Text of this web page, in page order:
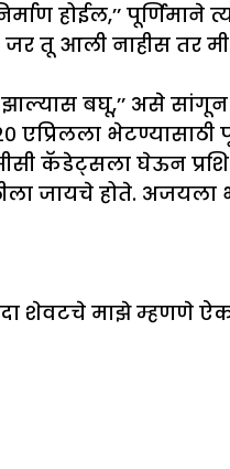
होईल,’’ पूर्णिमाने
आली नाहीस तर मी
बघू,’’ असे
भेटण्यासाठी
कॅडेट्सला घेऊन
जायचे होते.
शेवटचे माझे म्हणणे